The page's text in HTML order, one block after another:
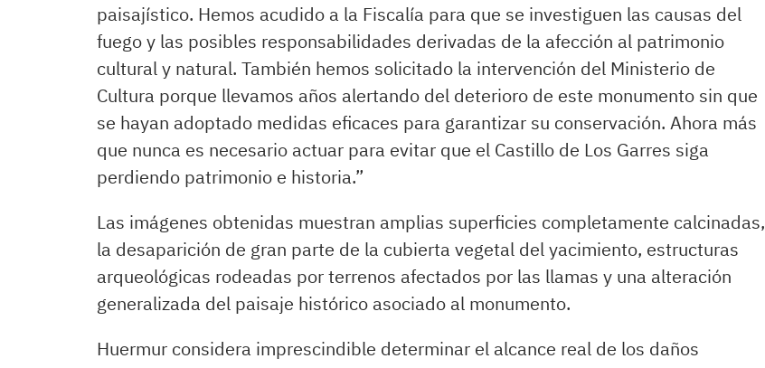
paisajístico. Hemos acudido a la Fiscalía para que se investiguen las causas del
fuego y las posibles responsabilidades derivadas de la afección al patrimonio
cultural y natural. También hemos solicitado la intervención del Ministerio de
Cultura porque llevamos años alertando del deterioro de este monumento sin que
se hayan adoptado medidas eficaces para garantizar su conservación. Ahora más
que nunca es necesario actuar para evitar que el Castillo de Los Garres siga
perdiendo patrimonio e historia.”
Las imágenes obtenidas muestran amplias superficies completamente calcinadas,
la desaparición de gran parte de la cubierta vegetal del yacimiento, estructuras
arqueológicas rodeadas por terrenos afectados por las llamas y una alteración
generalizada del paisaje histórico asociado al monumento.
Huermur considera imprescindible determinar el alcance real de los daños